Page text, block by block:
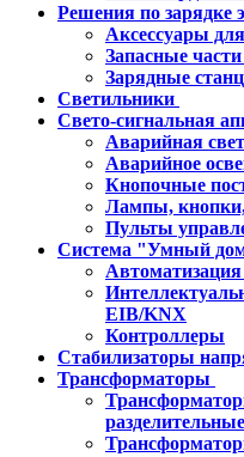
Решения по зарядке
Аксессуары
Запасные
Зарядные
Светильники
Свето-сигнальная
Аварийная
Аварийное
Кнопочные
Лампы, кнопки,
Пульты
Система "Умный
EIB/KNX
Контроллеры
Стабилизаторы
Трансформаторы
разделительные